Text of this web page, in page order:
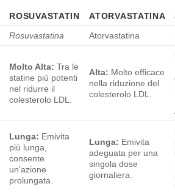
ROSUVASTATIN ATORVASTATINA
Rosuvastatina Atorvastatina
Molto Alta: Tra le
statine più potenti
nel ridurre il
colesterolo LDL.
Alta: Molto efficace
nella riduzione del
colesterolo LDL.
Lunga: Emivita
più lunga,
consente
un’azione
prolungata.
Lunga: Emivita
adeguata per una
singola dose
giornaliera.